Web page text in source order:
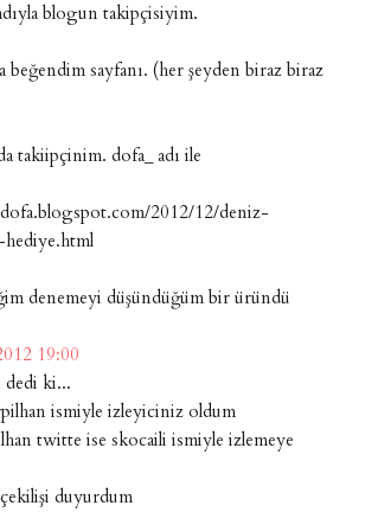
blogun takipçisiyim.
beğendim sayfanı. (her şeyden biraz biraz
takiipçinim. dofa_ adı ile
2012/12/deniz-
hediye.html
denemeyi düşündüğüm bir üründü
19:00
dedi ki...
ismiyle izleyiciniz oldum
twitte ise skocaili ismiyle izlemeye
duyurdum